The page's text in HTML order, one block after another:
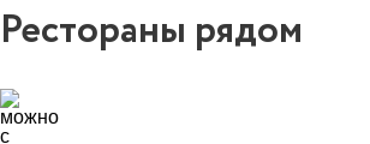
Рестораны рядом